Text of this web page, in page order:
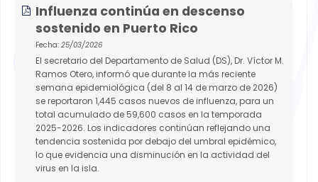
Influenza continúa en descenso
sostenido en Puerto Rico
Fecha: 25/03/2026
El secretario del Departamento de Salud (DS), Dr. Víctor M.
Ramos Otero, informó que durante la más reciente
semana epidemiológica (del 8 al 14 de marzo de 2026)
se reportaron 1,445 casos nuevos de influenza, para un
total acumulado de 59,600 casos en la temporada
2025-2026. Los indicadores continúan reflejando una
tendencia sostenida por debajo del umbral epidémico,
lo que evidencia una disminución en la actividad del
virus en la isla.